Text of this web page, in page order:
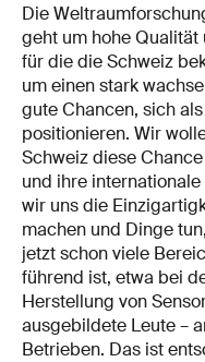
Die
geht um hohe
für die die Schweiz
um einen stark
gute Chancen, sich
positionieren. Wir
Schweiz diese
und ihre
wir uns die
machen und Dinge
jetzt schon viele
führend ist, etwa bei
Herstellung von
ausgebildete Leute –
Betrieben. Das ist